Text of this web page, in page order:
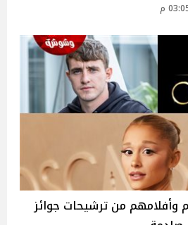
وأفلامهم من ترشيحات جوائز